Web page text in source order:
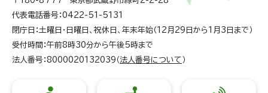
代表電話番号：0422-51-5131
閉庁日：土曜日・日曜日、祝休日、年末年始（12月29日から1月3日まで）
受付時間：午前8時30分から午後5時まで
法人番号：8000020132039（ 法人番号について ）